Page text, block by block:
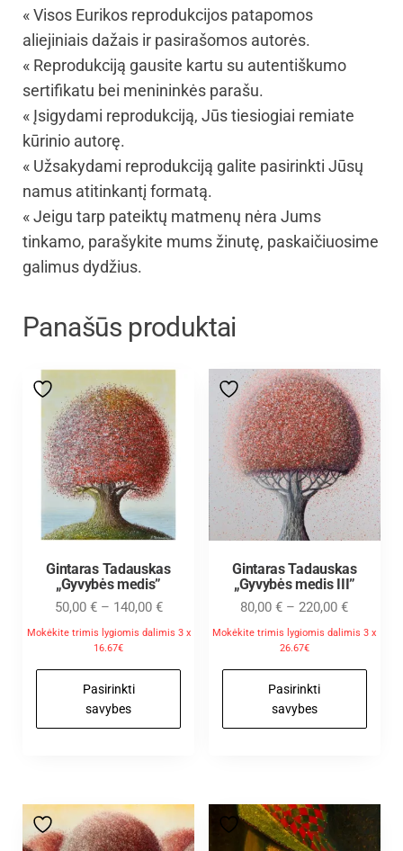
« Visos Eurikos reprodukcijos patapomos
aliejiniais dažais ir pasirašomos autorės.
« Reprodukciją gausite kartu su autentiškumo
sertifikatu bei menininkės parašu.
« Įsigydami reprodukciją, Jūs tiesiogiai remiate
kūrinio autorę.
« Užsakydami reprodukciją galite pasirinkti Jūsų
namus atitinkantį formatą.
« Jeigu tarp pateiktų matmenų nėra Jums
tinkamo, parašykite mums žinutę, paskaičiuosime
galimus dydžius.
Panašūs produktai
Gintaras Tadauskas
„Gyvybės medis”
50,00 € – 140,00 €
Mokėkite trimis lygiomis dalimis 3 x
16.67€
Pasirinkti
savybes
Gintaras Tadauskas
„Gyvybės medis III”
80,00€ – 220,00€
Mokėkite trimis lygiomis dalimis 3 x
26.67€
Pasirinkti
savybes